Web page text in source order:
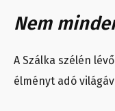
Nem
A Szálka szélén
élményt adó